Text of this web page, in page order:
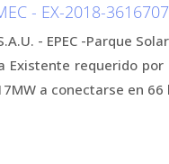
- EX-2018-
S.A.U. - EPEC -Parque
Existente requerido
a conectarse en 66